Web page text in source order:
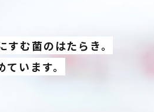
む菌のはたらき。
います。